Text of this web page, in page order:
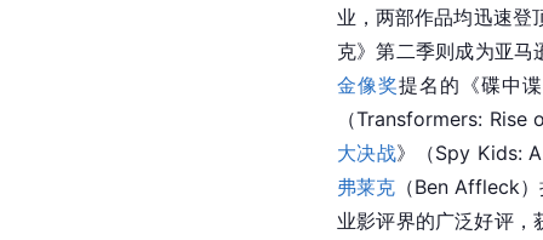
业，两部作品均迅速登
克》第二季则成为亚
金像奖提名的《碟中
（Transformers:
大决战》（Spy Kids:
弗莱克 （Ben Affleck
业影评界的广泛好评，